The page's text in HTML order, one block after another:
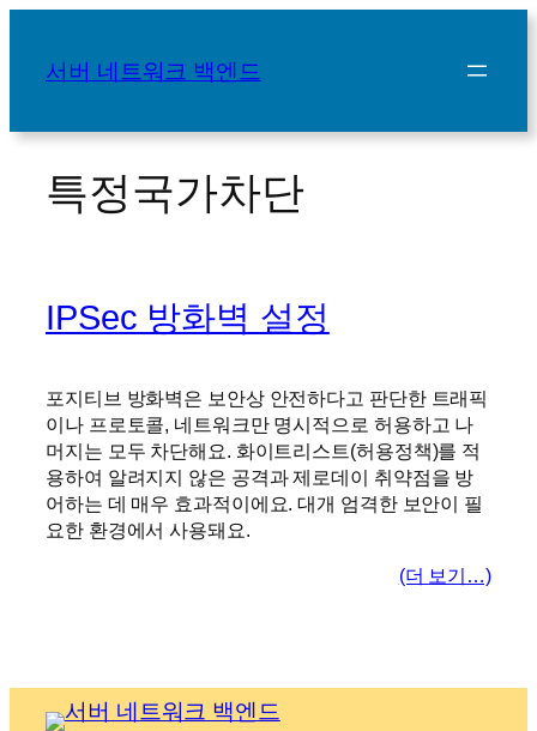
바
서버 네트워크 백엔드
특정국가차단
IPSec 방화벽 설정
포지티브 방화벽은 보안상 안전하다고 판단한 트래픽
이나 프로토콜, 네트워크만 명시적으로 허용하고 나
머지는 모두 차단해요. 화이트리스트(허용정책)를 적
용하여 알려지지 않은 공격과 제로데이 취약점을 방
어하는 데 매우 효과적이에요. 대개 엄격한 보안이 필
요한 환경에서 사용돼요.
(더 보기…)